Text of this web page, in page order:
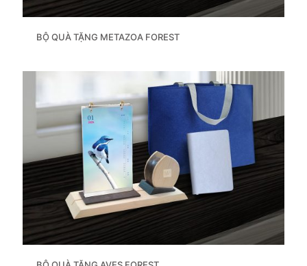
BỘ QUÀ TẶNG METAZOA FOREST